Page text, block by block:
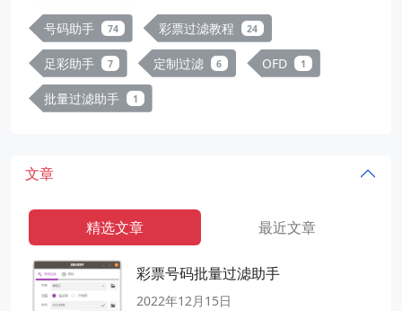
号码助手 74 彩票过滤教程 24
足彩助手 7 定制过滤 6 OFD 1
批量过滤助手 1
文章
精选文章 最近文章
彩票号码批量过滤助手
2022年12月15日